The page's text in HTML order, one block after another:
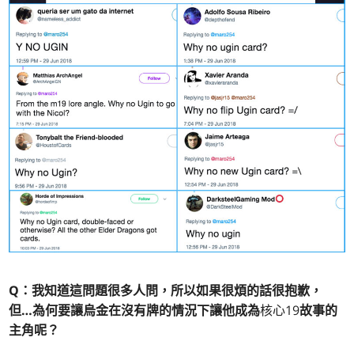
Q：我知道這問題很多人問，所以如果很煩的話很抱歉，
但…為何要讓烏金在沒有牌的情況下讓他成為核心19故事的
主角呢？